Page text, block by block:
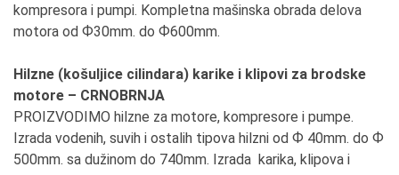
kompresora i pumpi. Kompletna mašinska obrada delova
motora od Ф30mm. do Ф600mm.
Hilzne (košuljice cilindara) karike i klipovi za brodske
motore – CRNOBRNJA
PROIZVODIMO hilzne za motore, kompresore i pumpe.
Izrada vodenih, suvih i ostalih tipova hilzni od Ф 40mm. do Ф
500mm. sa dužinom do 740mm. Izrada karika, klipova i